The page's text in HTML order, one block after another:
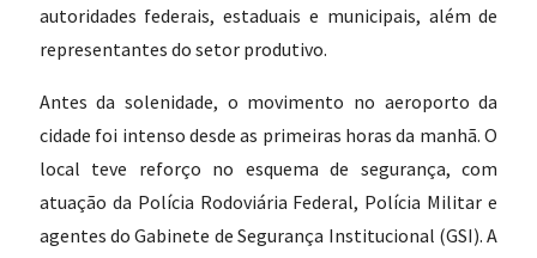
autoridades federais, estaduais e municipais, além de
representantes do setor produtivo.
Antes da solenidade, o movimento no aeroporto da
cidade foi intenso desde as primeiras horas da manhã. O
local teve reforço no esquema de segurança, com
atuação da Polícia Rodoviária Federal, Polícia Militar e
agentes do Gabinete de Segurança Institucional (GSI). A